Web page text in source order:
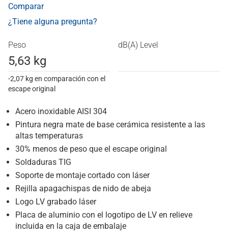
Comparar
¿Tiene alguna pregunta?
Peso
5,63 kg
-2,07 kg en comparación con el
escape original
dB(A) Level
Acero inoxidable AISI 304
Pintura negra mate de base cerámica resistente a las
altas temperaturas
30% menos de peso que el escape original
Soldaduras TIG
Soporte de montaje cortado con láser
Rejilla apagachispas de nido de abeja
Logo LV grabado láser
Placa de aluminio con el logotipo de LV en relieve
incluida en la caja de embalaje